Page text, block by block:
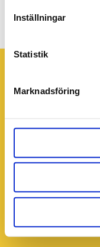
Inställningar
Statistik
Marknadsföring